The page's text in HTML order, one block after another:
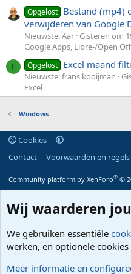
Opgelost Bestand (mp4)
verwijderen van Google
Nieuwste: Aar Gisteren om
Google Apps, Libre-/Open
F Opgelost Excel maand
Nieuwste: frans kooijman
Excel
Windows
Cookies
Contact
Voorwaarden en regels
Community platform by XenForo® ©
Wij waarderen
We gebruiken essentiële
werken, en optionele
Meer informatie en